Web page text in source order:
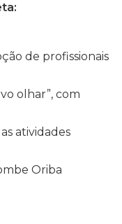
de profissionais
olhar”, com
atividades
Oriba